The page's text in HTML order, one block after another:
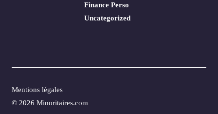
Finance Perso
Uncategorized
© 2026 Minoritaires.com
Mentions légales